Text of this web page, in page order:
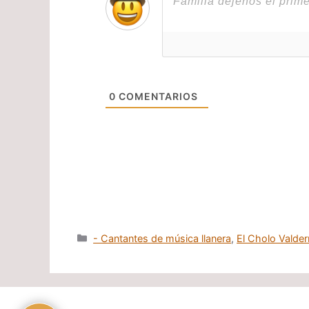
0 COMENTARIOS
Categorías
- Cantantes de música llanera, El Cholo